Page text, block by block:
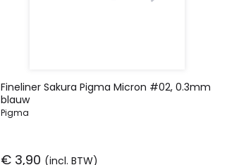
Fineliner Sakura Pigma Micron #02, 0.3mm
blauw
Pigma
€ 3,90 (incl. BTW)